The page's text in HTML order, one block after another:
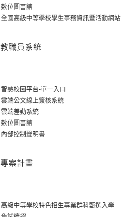
數位圖書館
全國高級中等學校學生事務資訊暨活動網站
教職員系統
智慧校園平台-單一入口
雲端公文線上簽核系統
雲端差勤系統
數位圖書館
內部控制聲明書
專案計畫
高級中等學校特色招生專業群科甄選入學